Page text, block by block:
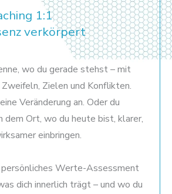
1:1
verkörpert
wo du gerade stehst – mit
Zielen und Konflikten.
Veränderung an. Oder du
dem Ort, wo du heute bist, klarer,
einbringen.
persönliches Werte-Assessment
dich innerlich trägt – und wo du